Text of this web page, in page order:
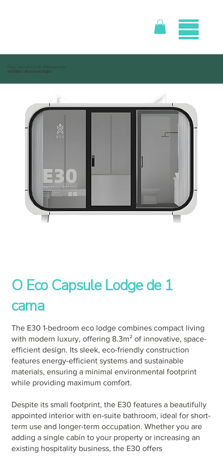
Único, acessível e de última geração
estúdios cápsula ecológica
O Eco Capsule Lodge de 1
cama
The E30 1-bedroom eco lodge combines compact living
with modern luxury, offering 8.3m² of innovative, space-
efficient design. Its sleek, eco-friendly construction
features energy-efficient systems and sustainable
materials, ensuring a minimal environmental footprint
while providing maximum comfort.
Despite its small footprint, the E30 features a beautifully
appointed interior with en-suite bathroom, ideal for short-
term use and longer-term occupation. Whether you are
adding a single cabin to your property or increasing an
existing hospitality business, the E30 offers